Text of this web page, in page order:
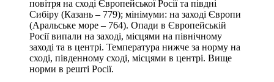
повітря на сході Європейської Росії та півдні
Сибіру (Казань – 779); мінімуми: на заході Європи
(Аральське море – 764). Опади в Європейській
Росії випали на заході, місцями на північному
заході та в центрі. Температура нижче за норму на
сході, південному сході, місцями в центрі. Вище
норми в решті Росії.